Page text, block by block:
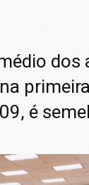
dos
é